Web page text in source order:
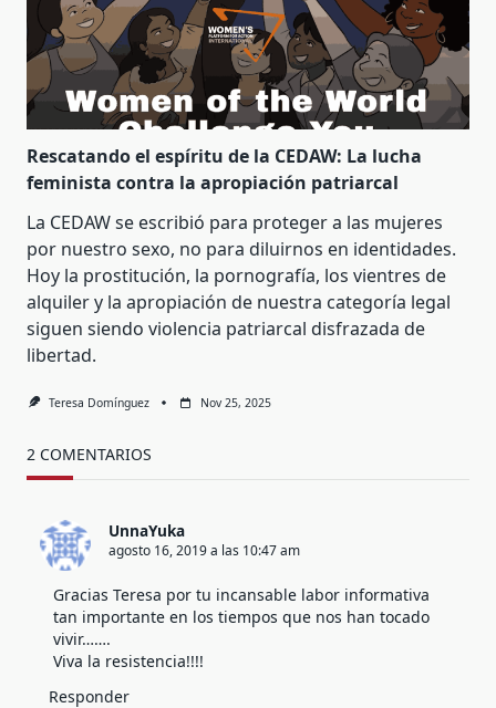
Rescatando el espíritu de la CEDAW: La lucha
feminista contra la apropiación patriarcal
La CEDAW se escribió para proteger a las mujeres
por nuestro sexo, no para diluirnos en identidades.
Hoy la prostitución, la pornografía, los vientres de
alquiler y la apropiación de nuestra categoría legal
siguen siendo violencia patriarcal disfrazada de
libertad.
Teresa Domínguez Nov 25, 2025
2 COMENTARIOS
UnnaYuka
agosto 16, 2019 a las 10:47 am
Gracias Teresa por tu incansable labor informativa
tan importante en los tiempos que nos han tocado
vivir…….
Viva la resistencia!!!!
Responder